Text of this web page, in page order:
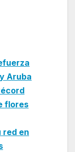
Aruba
flores
red en